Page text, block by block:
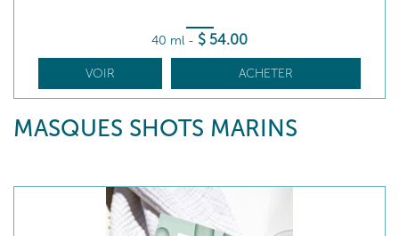
40 ml - $ 54.00
VOIR ACHETER
MASQUES SHOTS MARINS